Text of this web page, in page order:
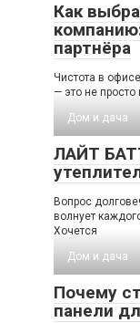
Как
партнёра
Чистота в
— это не просто
Дом и дача
ЛАЙТ
Вопрос
волнует
Хочется
Дом и дача
Почему
панели